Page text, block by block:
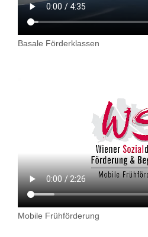
Über uns
Kontakt
Basale Förderklassen
Mobile Frühförderung